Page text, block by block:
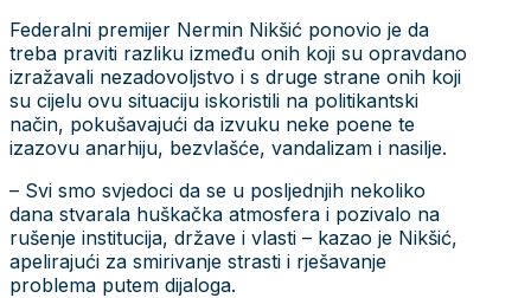
Federalni premijer Nermin Nikšić ponovio je da
treba praviti razliku između onih koji su opravdano
izražavali nezadovoljstvo i s druge strane onih koji
su cijelu ovu situaciju iskoristili na politikantski
način, pokušavajući da izvuku neke poene te
izazovu anarhiju, bezvlašće, vandalizam i nasilje.
– Svi smo svjedoci da se u posljednjih nekoliko
dana stvarala huškačka atmosfera i pozivalo na
rušenje institucija, države i vlasti – kazao je Nikšić,
apelirajući za smirivanje strasti i rješavanje
problema putem dijaloga.